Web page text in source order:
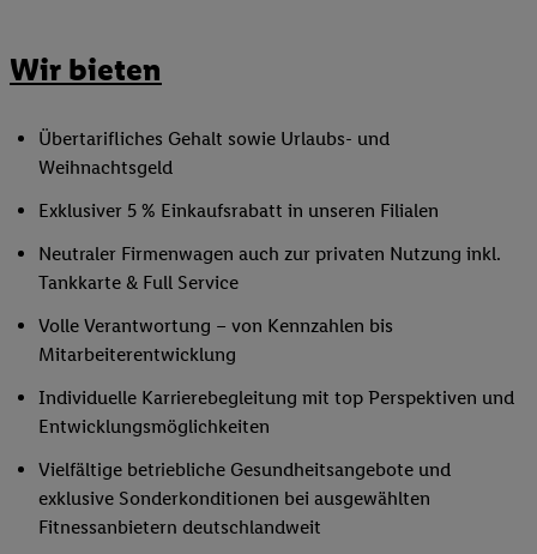
Wir bieten
Übertarifliches Gehalt sowie Urlaubs- und
Weihnachtsgeld
Exklusiver 5 % Einkaufsrabatt in unseren Filialen
Neutraler Firmenwagen auch zur privaten Nutzung inkl.
Tankkarte & Full Service
Volle Verantwortung – von Kennzahlen bis
Mitarbeiterentwicklung
Individuelle Karrierebegleitung mit top Perspektiven und
Entwicklungsmöglichkeiten
Vielfältige betriebliche Gesundheitsangebote und
exklusive Sonderkonditionen bei ausgewählten
Fitnessanbietern deutschlandweit